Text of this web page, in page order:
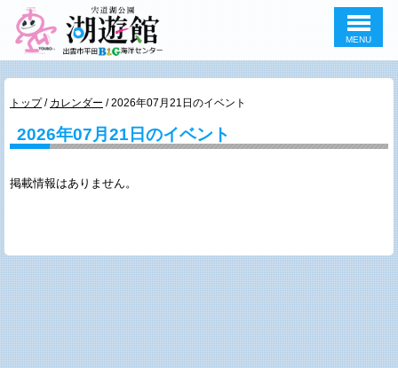
このページの本文へ
MENU
現
の
位
トップ/ カレンダー /2026年07月21日のイベント
2026年07月21日のイベント
掲載情報はありません。